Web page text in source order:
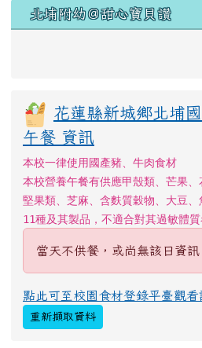
北埔附幼＠甜心寶貝讚
花蓮縣新城鄉北埔
午餐 資訊
本校一律使用國產豬、牛肉食材
本校營養午餐有供應甲殼類、芒果、
堅果類、芝麻、含麩質穀物、大豆
11種及其製品，不適合對其過敏體
當天不供餐，或尚無該日資訊
點此可至校園食材登錄平臺觀看
重新擷取資料